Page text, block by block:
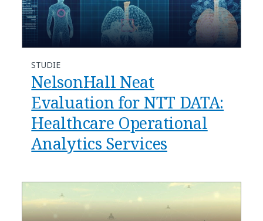
STUDIE
NelsonHall Neat
Evaluation for NTT DATA:
Healthcare Operational
Analytics Services